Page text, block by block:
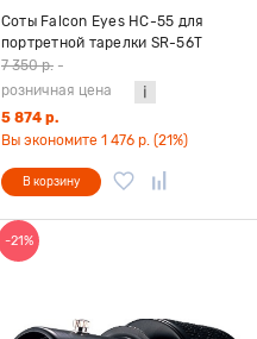
Соты Falcon Eyes HC-55 для
портретной тарелки SR-56T
7 350 р. -
розничная цена
5 874 р.
Вы экономите 1 476 р. (21%)
В корзину
-21%